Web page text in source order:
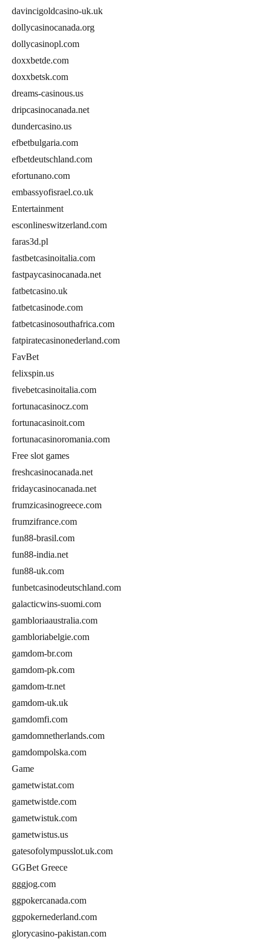
davincigoldcasino-uk.uk
dollycasinocanada.org
dollycasinopl.com
doxxbetde.com
doxxbetsk.com
dreams-casinous.us
dripcasinocanada.net
dundercasino.us
efbetbulgaria.com
efbetdeutschland.com
efortunano.com
embassyofisrael.co.uk
Entertainment
esconlineswitzerland.com
faras3d.pl
fastbetcasinoitalia.com
fastpaycasinocanada.net
fatbetcasino.uk
fatbetcasinode.com
fatbetcasinosouthafrica.com
fatpiratecasinonederland.com
FavBet
felixspin.us
fivebetcasinoitalia.com
fortunacasinocz.com
fortunacasinoit.com
fortunacasinoromania.com
Free slot games
freshcasinocanada.net
fridaycasinocanada.net
frumzicasinogreece.com
frumzifrance.com
fun88-brasil.com
fun88-india.net
fun88-uk.com
funbetcasinodeutschland.com
galacticwins-suomi.com
gambloriaaustralia.com
gambloriabelgie.com
gamdom-br.com
gamdom-pk.com
gamdom-tr.net
gamdom-uk.uk
gamdomfi.com
gamdomnetherlands.com
gamdompolska.com
Game
gametwistat.com
gametwistde.com
gametwistuk.com
gametwistus.us
gatesofolympusslot.uk.com
GGBet Greece
gggjog.com
ggpokercanada.com
ggpokernederland.com
glorycasino-pakistan.com